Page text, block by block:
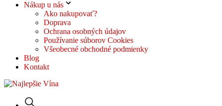
Nákup u nás
Ako nakupovať?
Doprava
Ochrana osobných údajov
Používanie súborov Cookies
Všeobecné obchodné podmienky
Blog
Kontakt